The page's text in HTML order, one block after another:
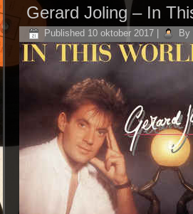
Gerard Joling ‎– In
Published 10 oktober 2017 By